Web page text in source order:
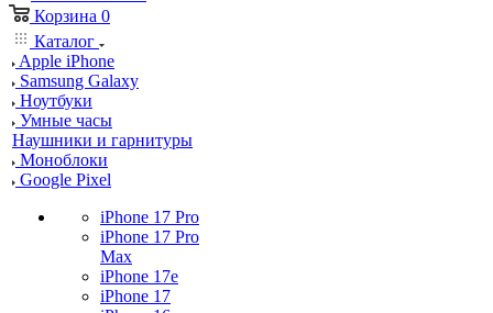
Корзина 0
Каталог
Apple iPhone
Samsung Galaxy
Ноутбуки
Умные часы
Наушники и гарнитуры
Моноблоки
Google Pixel
iPhone 17 Pro
iPhone 17 Pro
Max
iPhone 17e
iPhone 17